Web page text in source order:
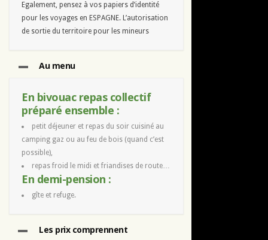
Egalement, pensez à vos papiers d’identité
pour les voyages en ESPAGNE. L’autorisation
de sortie du territoire pour les mineurs
Au menu
En bivouac repas collectif
préparé ensemble :
petit déjeuner et repas du soir cuisiné au
camping gaz ou au feu de bois (quand c’est
possible),
repas froid le midi et friandises de route…
En demi-pension :
gîte et refuge.
Les prix comprennent